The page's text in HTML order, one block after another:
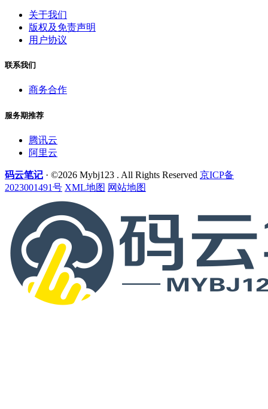
关于我们
版权及免责声明
用户协议
联系我们
商务合作
服务期推荐
腾讯云
阿里云
码云笔记 · ©2026 Mybj123 . All Rights Reserved 京ICP备
2023001491号 XML地图 网站地图